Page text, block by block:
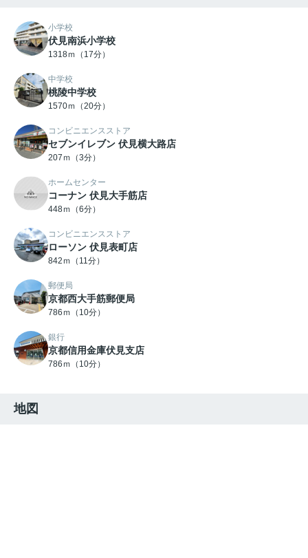
小学校
伏見南浜小学校
1318ｍ（17分）
中学校
桃陵中学校
1570ｍ（20分）
コンビニエンスストア
セブンイレブン 伏見横大路店
207ｍ（3分）
ホームセンター
コーナン 伏見大手筋店
448ｍ（6分）
コンビニエンスストア
ローソン 伏見表町店
842ｍ（11分）
郵便局
京都西大手筋郵便局
786ｍ（10分）
銀行
京都信用金庫伏見支店
786ｍ（10分）
地図